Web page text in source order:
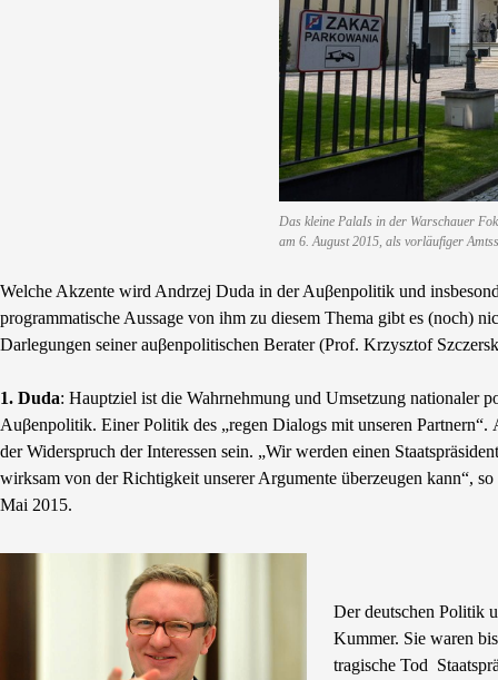
Das kleine PalaIs in der Warschauer
am 6. August 2015, als vorläufiger
Welche Akzente wird Andrzej Duda in der Auβenpolitik und
programmatische Aussage von ihm zu diesem Thema gibt es (noch)
Darlegungen seiner auβenpolitischen Berater (Prof. Krzysztof
1. Duda: Hauptziel ist die Wahrnehmung und Umsetzung nationaler
Auβenpolitik. Einer Politik des „regen Dialogs mit unseren
der Widerspruch der Interessen sein. „Wir werden einen
wirksam von der Richtigkeit unserer Argumente überzeugen kann“,
Mai 2015.
Der deutschen Politik
Kummer. Sie waren
tragische Tod